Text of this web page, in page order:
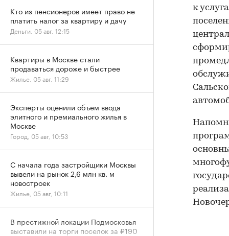
к
Кто из пенсионеров имеет право не
платить налог за квартиру и дачу
Деньги, 05 авг, 12:15
Квартиры в Москве стали
продаваться дороже и быстрее
Жилье, 05 авг, 11:29
Эксперты оценили объем ввода
элитного и премиального жилья в
Москве
Город, 05 авг, 10:53
С начала года застройщики Москвы
вывели на рынок 2,6 млн кв. м
новостроек
Жилье, 05 авг, 10:11
В престижной локации Подмосковья
выставили на торги поселок за ₽190